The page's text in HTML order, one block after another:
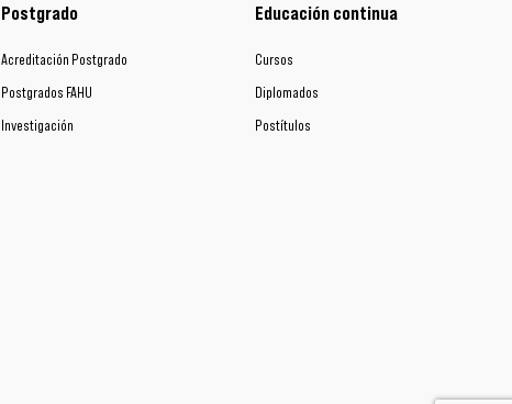
Postgrado
Acreditación Postgrado
Postgrados FAHU
Investigación
Educación continua
Cursos
Diplomados
Postítulos